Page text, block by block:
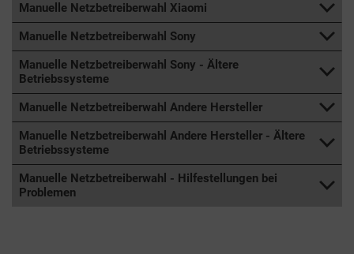
Manuelle Netzbetreiberwahl Xiaomi
Manuelle Netzbetreiberwahl Sony
Manuelle Netzbetreiberwahl Sony - Ältere
Betriebssysteme
Manuelle Netzbetreiberwahl Andere Hersteller
Manuelle Netzbetreiberwahl Andere Hersteller - Ältere
Betriebssysteme
Manuelle Netzbetreiberwahl - Hilfestellungen bei
Problemen